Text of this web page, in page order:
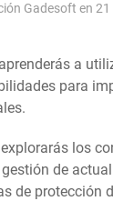
Gadesoft en 21
a
para
los
de
de protección